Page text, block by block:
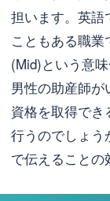
担います。英語
こともある職
(Mid)という意
男性の助産師
資格を取得で
行うのでしょう
で伝えることの